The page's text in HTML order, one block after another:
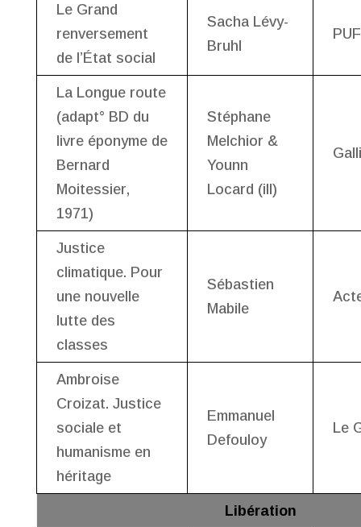
Le Grand
renversement
de l’État social
Sacha Lévy-
Bruhl
PUF
La Longue route
(adapt° BD du
livre éponyme de
Bernard
Moitessier,
1971)
Stéphane
Melchior &
Younn
Locard (ill)
Justice
climatique. Pour
une nouvelle
lutte des
classes
Sébastien
Mabile
Ambroise
Croizat. Justice
sociale et
humanisme en
héritage
Emmanuel
Defouloy
Le
Libération